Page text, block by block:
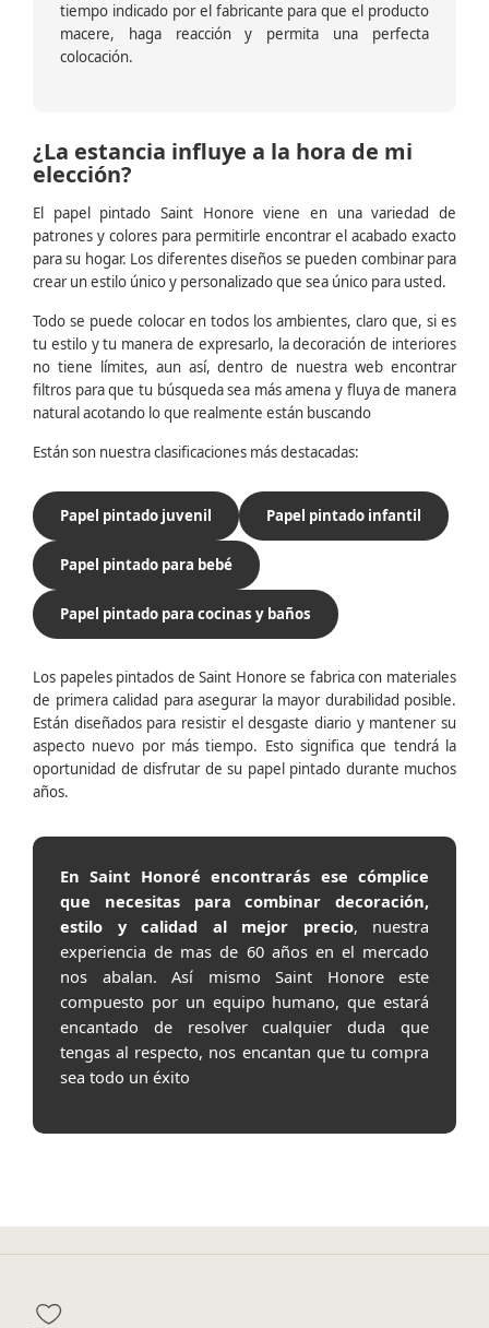
tiempo indicado por el fabricante para que el producto
macere, haga reacción y permita una perfecta
colocación.
¿La estancia influye a la hora de mi
elección?
El papel pintado Saint Honore viene en una variedad de
patrones y colores para permitirle encontrar el acabado exacto
para su hogar. Los diferentes diseños se pueden combinar para
crear un estilo único y personalizado que sea único para usted.
Todo se puede colocar en todos los ambientes, claro que, si es
tu estilo y tu manera de expresarlo, la decoración de interiores
no tiene límites, aun así, dentro de nuestra web encontrar
filtros para que tu búsqueda sea más amena y fluya de manera
natural acotando lo que realmente están buscando
Están son nuestra clasificaciones más destacadas:
Papel pintado juvenil Papel pintado infantil
Papel pintado para bebé
Papel pintado para cocinas y baños
Los papeles pintados de Saint Honore se fabrica con materiales
de primera calidad para asegurar la mayor durabilidad posible.
Están diseñados para resistir el desgaste diario y mantener su
aspecto nuevo por más tiempo. Esto significa que tendrá la
oportunidad de disfrutar de su papel pintado durante muchos
años.
En Saint Honoré encontrarás ese cómplice
que necesitas para combinar decoración,
estilo y calidad al mejor precio, nuestra
experiencia de mas de 60 años en el mercado
nos abalan. Así mismo Saint Honore este
compuesto por un equipo humano, que estará
encantado de resolver cualquier duda que
tengas al respecto, nos encantan que tu compra
sea todo un éxito